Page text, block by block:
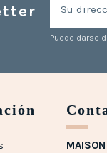
Puede darse